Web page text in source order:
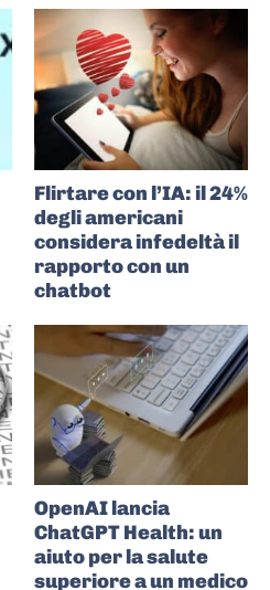
Flirtare con l’IA: il 24%
degli americani
considera infedeltà il
rapporto con un
chatbot
OpenAI lancia
ChatGPT Health: un
aiuto per la salute
superiore a un medico